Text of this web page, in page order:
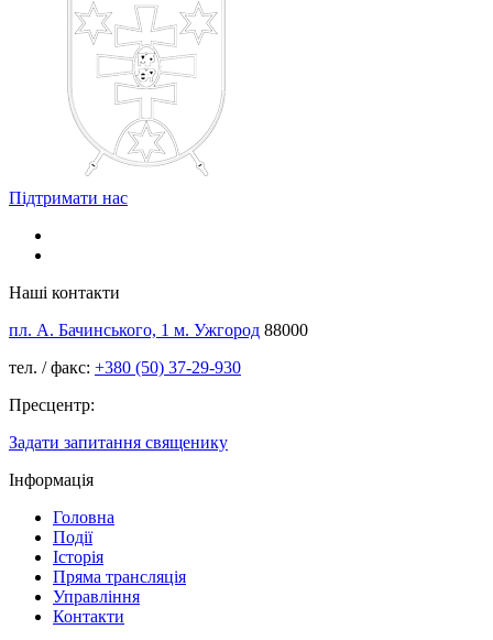
Підтримати нас
Наші контакти
пл. А. Бачинського, 1 м. Ужгород 88000
тел. / факс: +380 (50) 37-29-930
Пресцентр:
Задати запитання священику
Інформація
Головна
Події
Історія
Пряма трансляція
Управління
Контакти